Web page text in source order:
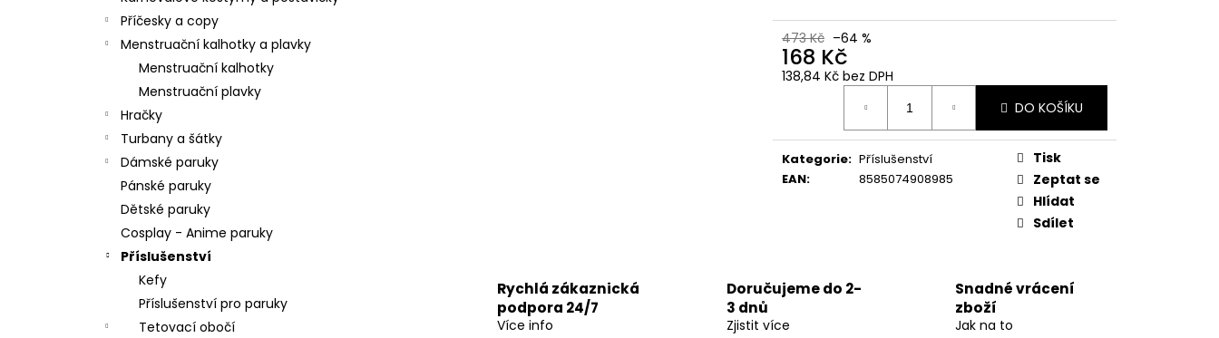
Příčesky a copy
Menstruační kalhotky a plavky
Menstruační kalhotky
Menstruační plavky
Hračky
Turbany a šátky
Dámské paruky
Pánské paruky
Dětské paruky
Cosplay - Anime paruky
Příslušenství
Kefy
Příslušenství pro paruky
Tetovací obočí
473 Kč –64 %
168 Kč
138,84 Kč bez DPH
DO KOŠÍKU
Kategorie: Příslušenství
EAN: 8585074908985
Tisk
Zeptat se
Hlídat
Sdílet
Rychlá zákaznická
podpora 24/7
Více info
Doručujeme do 2-
3 dnů
Zjistit více
Snadné vrácení
zboží
Jak na to